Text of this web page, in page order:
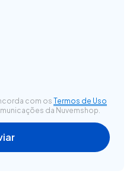
com os Termos de Uso
da Nuvemshop.